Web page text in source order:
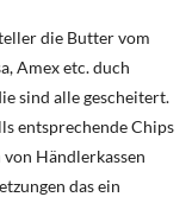
die Butter vom
Amex etc. duch
sind alle gescheitert.
entsprechende Chips
Händlerkassen
das ein